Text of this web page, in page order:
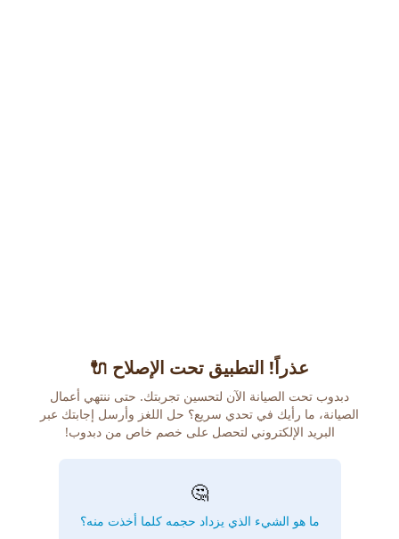
عذراً! التطبيق تحت الإصلاح 🔌
دبدوب تحت الصيانة الآن لتحسين تجربتك. حتى ننتهي أعمال
الصيانة، ما رأيك في تحدي سريع؟ حل اللغز وأرسل إجابتك عبر
البريد الإلكتروني لتحصل على خصم خاص من دبدوب!
🤔
ما هو الشيء الذي يزداد حجمه كلما أخذت منه؟